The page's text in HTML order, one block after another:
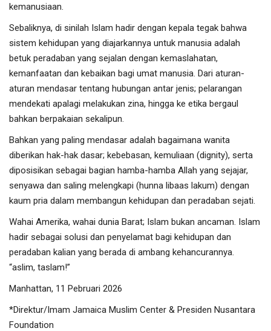
kemanusiaan.
Sebaliknya, di sinilah Islam hadir dengan kepala tegak bahwa
sistem kehidupan yang diajarkannya untuk manusia adalah
betuk peradaban yang sejalan dengan kemaslahatan,
kemanfaatan dan kebaikan bagi umat manusia. Dari aturan-
aturan mendasar tentang hubungan antar jenis; pelarangan
mendekati apalagi melakukan zina, hingga ke etika bergaul
bahkan berpakaian sekalipun.
Bahkan yang paling mendasar adalah bagaimana wanita
diberikan hak-hak dasar; kebebasan, kemuliaan (dignity), serta
diposisikan sebagai bagian hamba-hamba Allah yang sejajar,
senyawa dan saling melengkapi (hunna libaas lakum) dengan
kaum pria dalam membangun kehidupan dan peradaban sejati.
Wahai Amerika, wahai dunia Barat; Islam bukan ancaman. Islam
hadir sebagai solusi dan penyelamat bagi kehidupan dan
peradaban kalian yang berada di ambang kehancurannya.
“aslim, taslam!”
Manhattan, 11 Pebruari 2026
*Direktur/Imam Jamaica Muslim Center & Presiden Nusantara
Foundation